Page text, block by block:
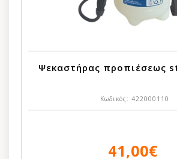
Ψεκαστήρας προπιέσεως
Κωδικός: 422000110
41,00€